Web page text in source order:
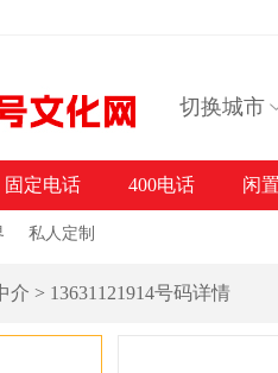
切换城市
私人定制
固定电话 400电话 闲
介 > 13631121914号码详情